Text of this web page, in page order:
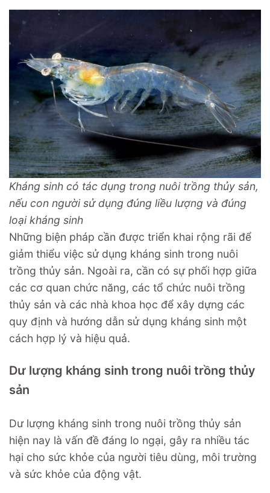
Kháng sinh có tác dụng trong nuôi trồng thủy sản,
nếu con người sử dụng đúng liều lượng và đúng
loại kháng sinh
Những biện pháp cần được triển khai rộng rãi để
giảm thiểu việc sử dụng kháng sinh trong nuôi
trồng thủy sản. Ngoài ra, cần có sự phối hợp giữa
các cơ quan chức năng, các tổ chức nuôi trồng
thủy sản và các nhà khoa học để xây dựng các
quy định và hướng dẫn sử dụng kháng sinh một
cách hợp lý và hiệu quả.
Dư lượng kháng sinh trong nuôi trồng thủy
sản
Dư lượng kháng sinh trong nuôi trồng thủy sản
hiện nay là vấn đề đáng lo ngại, gây ra nhiều tác
hại cho sức khỏe của người tiêu dùng, môi trường
và sức khỏe của động vật.